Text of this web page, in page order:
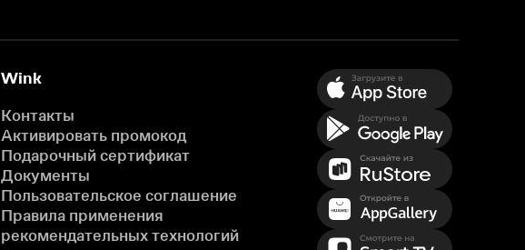
Wink
Контакты
Активировать промокод
Подарочный сертификат
Документы
Пользовательское соглашение
Правила применения
рекомендательных технологий